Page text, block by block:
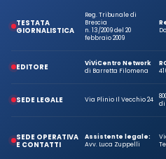
TESTATA
GIORNALISTICA
Reg. Tribunale di
Brescia
n. 13/2009 del 20
febbraio 2009
EDITORE
ViViCentro Network
di Barretta Filomena
SEDE LEGALE Via Plinio Il Vecchio 24
di
SEDE OPERATIVA
E CONTATTI
Assistente legale:
Avv. Luca Zuppelli